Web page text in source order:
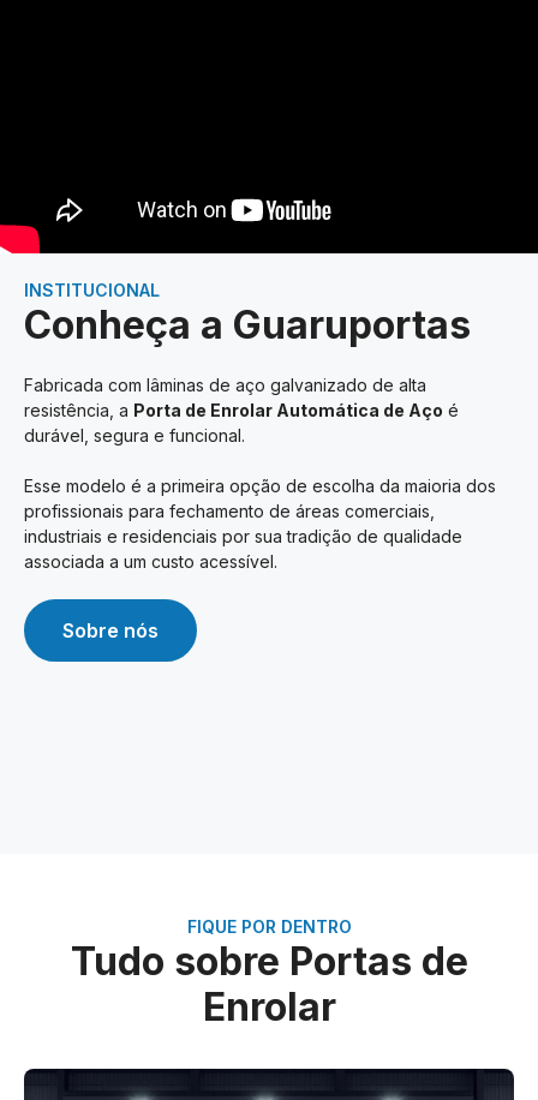
INSTITUCIONAL
Conheça a Guaruportas
Fabricada com lâminas de aço galvanizado de alta
resistência, a Porta de Enrolar Automática de Aço é
durável, segura e funcional.
Esse modelo é a primeira opção de escolha da maioria dos
profissionais para fechamento de áreas comerciais,
industriais e residenciais por sua tradição de qualidade
associada a um custo acessível.
Sobre nós
FIQUE POR DENTRO
Tudo sobre Portas de
Enrolar